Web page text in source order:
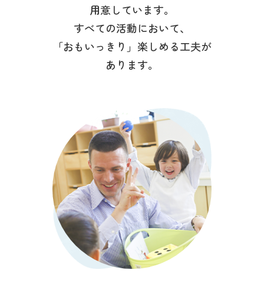
プライバシーポリシー サイトのご利用について
サイトマップ ニチイ学館オフィシャルサイト
用意しています。
すべての活動において、
「おもいっきり」楽しめる工夫が
あります。